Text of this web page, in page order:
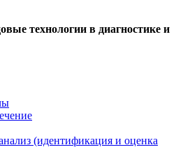
технологии в диагностике и
(идентификация и оценка